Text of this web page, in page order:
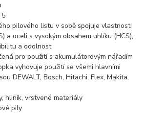
pilového listu v sobě spojuje vlastnosti
a oceli s vysokým obsahem uhlíku (HCS),
a odolnost
pro použití s akumulátorovým nářadím
vyhovuje použití se všemi hlavními
DEWALT, Bosch, Hitachi, Flex, Makita,
hliník, vrstvené materiály
pily